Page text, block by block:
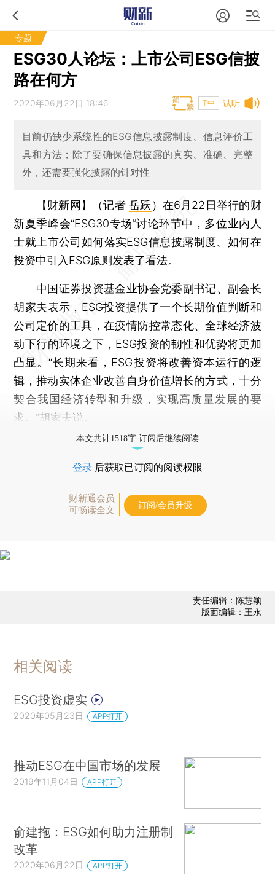
专题
ESG30人论坛：上市公司ESG信披
路在何方
试听
2020年06月22日 18:46 T中
目前仍缺少系统性的ESG信息披露制度、信息评价工
具和方法；除了要确保信息披露的真实、准确、完整
外，还需要强化披露的针对性
【财新网】（记者岳跃 ） 在6月22日举行的财
新夏季峰会“ESG30专场”讨论环节中，多位业内人
士就上市公司如何落实ESG信息披露制度、如何在
投资中引入ESG原则发表了看法。
中国证券投资基金业协会党委副书记、副会长
胡家夫表示，ESG投资提供了一个长期价值判断和
公司定价的工具，在疫情防控常态化、全球经济波
动下行的环境之下，ESG投资的韧性和优势将更加
凸显。“长期来看，ESG投资将改善资本运行的逻
辑，推动实体企业改善自身价值增长的方式，十分
契合我国经济转型和升级，实现高质量发展的要
求。”胡家夫说。
本文共计1518字 订阅后继续阅读
登录 后获取已订阅的阅读权限
财新通会员
可畅读全文
订阅/会员升级
责任编辑：陈慧颖
版面编辑：王永
相关阅读
ESG投资虚实
2020年05月23日 APP打开
推动ESG在中国市场的发展
2019年11月04日 APP打开
俞建拖：ESG如何助力注册制
改革
2020年06月22日 APP打开